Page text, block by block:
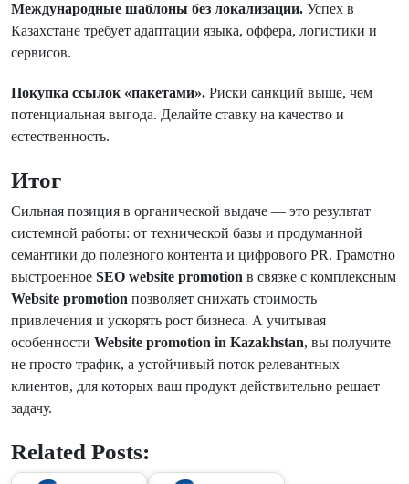
Международные шаблоны без локализации. Успех в
Казахстане требует адаптации языка, оффера, логистики и
сервисов.
Покупка ссылок «пакетами». Риски санкций выше, чем
потенциальная выгода. Делайте ставку на качество и
естественность.
Итог
Сильная позиция в органической выдаче — это результат
системной работы: от технической базы и продуманной
семантики до полезного контента и цифрового PR. Грамотно
выстроенное SEO website promotion в связке с комплексным
Website promotion позволяет снижать стоимость
привлечения и ускорять рост бизнеса. А учитывая
особенности Website promotion in Kazakhstan, вы получите
не просто трафик, а устойчивый поток релевантных
клиентов, для которых ваш продукт действительно решает
задачу.
Related Posts: